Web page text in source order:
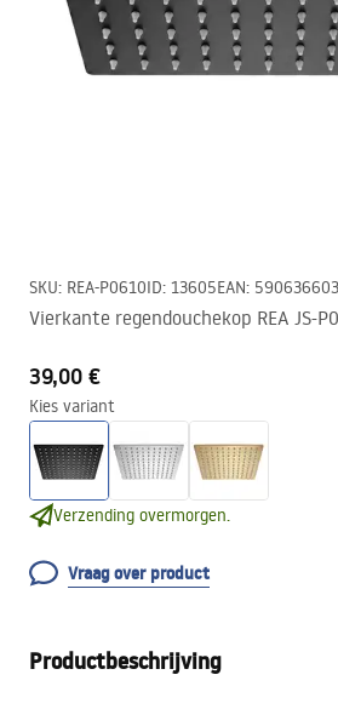
SKU: REA-P0610ID: 13605EAN:
Vierkante regendouchekop REA JS-
39,00 €
Kies variant
Verzending overmorgen.
Vraag over product
Productbeschrijving